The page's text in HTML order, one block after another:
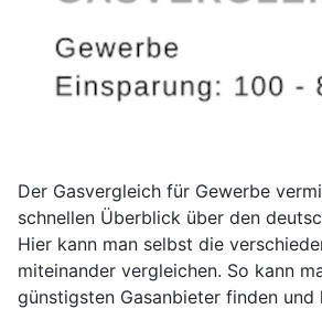
Der Gasvergleich für Gewerbe
schnellen Überblick über den
Hier kann man selbst die
miteinander vergleichen. So kann
günstigsten Gasanbieter finden und